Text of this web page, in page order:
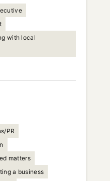
with local
PR
matters
a business